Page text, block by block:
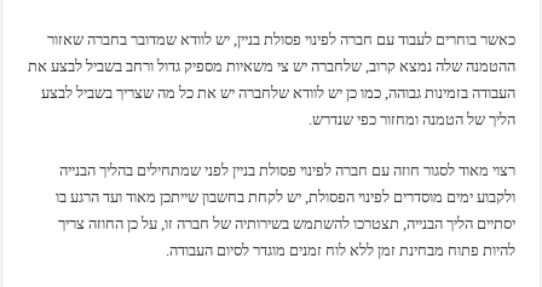
כאשר בוחרים לעבוד עם חברה לפינוי פסולת בניין, יש לוודא שמדובר בחברה שאזור
ההטמנה שלה נמצא קרוב, שלחברה יש צי משאיות מספיק גדול ורחב בשביל לבצע את
העבודה בזמינות גבוהה, כמו כן יש לוודא שלחברה יש את כל מה שצריך בשביל לבצע
הליך של הטמנה ומחזור כפי שנדרש.
רצוי מאוד לסגור חוזה עם חברה לפינוי פסולת בניין לפני שמתחילים בהליך הבנייה
ולקבוע ימים מוסדרים לפינוי הפסולת, יש לקחת בחשבון שייתכן מאוד ועד הרגע בו
יסתיים הליך הבנייה, תצטרכו להשתמש בשירותיה של חברה זו, על כן החוזה צריך
להיות פתוח מבחינת זמן ללא לוח זמנים מוגדר לסיום העבודה.